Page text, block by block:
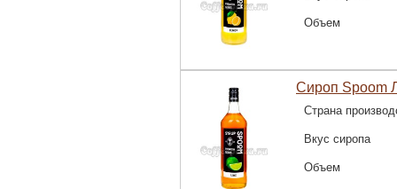
Объем
Сироп Spoom
Страна
Вкус сиропа
Объем